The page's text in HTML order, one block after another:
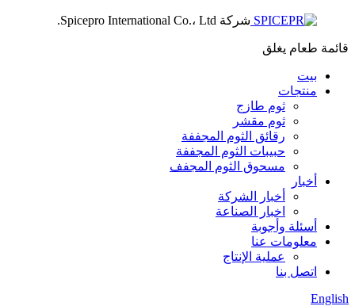
شركة Spicepro International Co.، Ltd.
قائمة طعام يغلق
بيت
منتجات
ثوم طازج
ثوم مقشر
رقائق الثوم المجففة
حبيبات الثوم المجففة
مسحوق الثوم المجفف
أخبار
أخبار الشركة
اخبار الصناعة
أسئلة وأجوبة
معلومات عنا
عملية الإنتاج
اتصل بنا
English